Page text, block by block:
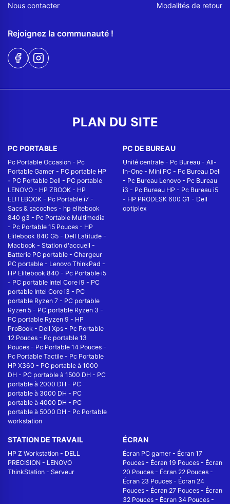
Nous contacter
Modalités de retour
Rejoignez la communauté !
PLAN DU SITE
PC PORTABLE
Pc Portable Occasion - Pc
Portable Gamer - PC portable HP
- PC Portable Dell - PC portable
LENOVO - HP ZBOOK - HP
ELITEBOOK - Pc Portable i7 -
Sacs & sacoches - hp elitebook
840 g3 - Pc Portable Multimedia
- Pc Portable 15 Pouces - HP
Elitebook 840 G5 - Dell Latitude -
Macbook - Station d'accueil -
Batterie PC portable - Chargeur
PC portable - Lenovo ThinkPad -
HP Elitebook 840 - Pc Portable i5
- PC portable Intel Core i9 - PC
portable Intel Core i3 - PC
portable Ryzen 7 - PC portable
Ryzen 5 - PC portable Ryzen 3 -
PC portable Ryzen 9 - HP
ProBook - Dell Xps - Pc Portable
12 Pouces - Pc portable 13
Pouces - Pc Portable 14 Pouces -
Pc Portable Tactile - Pc Portable
HP X360 - PC portable à 1000
DH - PC portable à 1500 DH - PC
portable à 2000 DH - PC
portable à 3000 DH - PC
portable à 4000 DH - PC
portable à 5000 DH - Pc Portable
workstation
PC DE BUREAU
Unité centrale - Pc Bureau - All-
In-One - Mini PC - Pc Bureau Dell
- Pc Bureau Lenovo - Pc Bureau
i3 - Pc Bureau HP - Pc Bureau i5
- HP PRODESK 600 G1 - Dell
optiplex
STATION DE TRAVAIL
HP Z Workstation - DELL
PRECISION - LENOVO
ThinkStation - Serveur
ÉCRAN
Écran PC gamer - Écran 17
Pouces - Écran 19 Pouces - Écran
20 Pouces - Écran 22 Pouces -
Écran 23 Pouces - Écran 24
Pouces - Écran 27 Pouces - Écran
32 Pouces - Écran 34 Pouces -